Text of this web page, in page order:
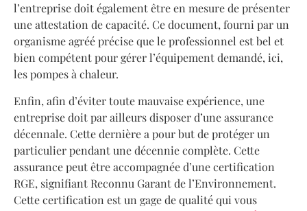
l’entreprise doit également être en mesure de présenter
une attestation de capacité. Ce document, fourni par un
organisme agréé précise que le professionnel est bel et
bien compétent pour gérer l’équipement demandé, ici,
les pompes à chaleur.
Enfin, afin d’éviter toute mauvaise expérience, une
entreprise doit par ailleurs disposer d’une assurance
décennale. Cette dernière a pour but de protéger un
particulier pendant une décennie complète. Cette
assurance peut être accompagnée d’une certification
RGE, signifiant Reconnu Garant de l’Environnement.
Cette certification est un gage de qualité qui vous